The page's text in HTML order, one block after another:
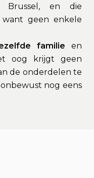
Brussel, en die
geen enkele
familie en
oog krijgt geen
de onderdelen te
nog eens